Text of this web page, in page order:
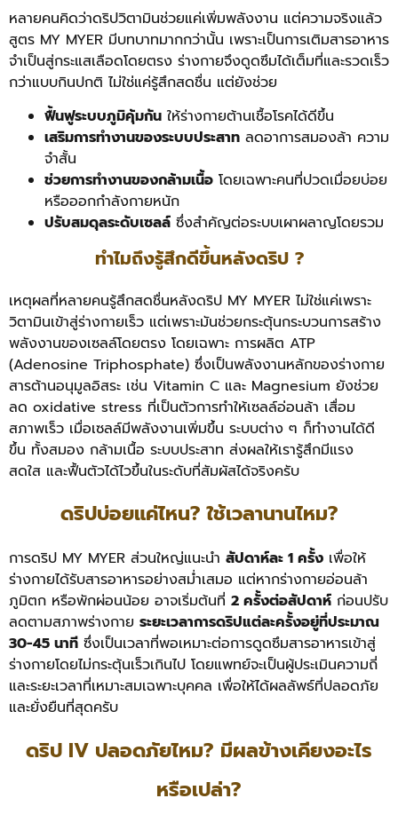
หลายคนคิดว่าดริปวิตามินช่วยแค่เพิ่มพลังงาน แต่ความจริงแล้ว
สูตร MY MYER มีบทบาทมากกว่านั้น เพราะเป็นการเติมสารอาหาร
จำเป็นสู่กระแสเลือดโดยตรง ร่างกายจึงดูดซึมได้เต็มที่และรวดเร็ว
กว่าแบบกินปกติ ไม่ใช่แค่รู้สึกสดชื่น แต่ยังช่วย
ฟื้นฟูระบบภูมิคุ้มกัน ให้ร่างกายต้านเชื้อโรคได้ดีขึ้น
เสริมการทำงานของระบบประสาท ลดอาการสมองล้า ความ
จำสั้น
ช่วยการทำงานของกล้ามเนื้อ โดยเฉพาะคนที่ปวดเมื่อยบ่อย
หรือออกกำลังกายหนัก
ปรับสมดุลระดับเซลล์ ซึ่งสำคัญต่อระบบเผาผลาญโดยรวม
ทำไมถึงรู้สึกดีขึ้นหลังดริป ?
เหตุผลที่หลายคนรู้สึกสดชื่นหลังดริป MY MYER ไม่ใช่แค่เพราะ
วิตามินเข้าสู่ร่างกายเร็ว แต่เพราะมันช่วยกระตุ้นกระบวนการสร้าง
พลังงานของเซลล์โดยตรง โดยเฉพาะ การผลิต ATP
(Adenosine Triphosphate) ซึ่งเป็นพลังงานหลักของร่างกาย
สารต้านอนุมูลอิสระ เช่น Vitamin C และ Magnesium ยังช่วย
ลด oxidative stress ที่เป็นตัวการทำให้เซลล์อ่อนล้า เสื่อม
สภาพเร็ว เมื่อเซลล์มีพลังงานเพิ่มขึ้น ระบบต่าง ๆ ก็ทำงานได้ดี
ขึ้น ทั้งสมอง กล้ามเนื้อ ระบบประสาท ส่งผลให้เรารู้สึกมีแรง
สดใส และฟื้นตัวได้ไวขึ้นในระดับที่สัมผัสได้จริงครับ
ดริปบ่อยแค่ไหน? ใช้เวลานานไหม?
การดริป MY MYER ส่วนใหญ่แนะนำ สัปดาห์ละ 1 ครั้ง เพื่อให้
ร่างกายได้รับสารอาหารอย่างสม่ำเสมอ แต่หากร่างกายอ่อนล้า
ภูมิตก หรือพักผ่อนน้อย อาจเริ่มต้นที่ 2 ครั้งต่อสัปดาห์ ก่อนปรับ
ลดตามสภาพร่างกาย ระยะเวลาการดริปแต่ละครั้งอยู่ที่ประมาณ
30-45 นาที ซึ่งเป็นเวลาที่พอเหมาะต่อการดูดซึมสารอาหารเข้าสู่
ร่างกายโดยไม่กระตุ้นเร็วเกินไป โดยแพทย์จะเป็นผู้ประเมินความถี่
และระยะเวลาที่เหมาะสมเฉพาะบุคคล เพื่อให้ได้ผลลัพธ์ที่ปลอดภัย
และยั่งยืนที่สุดครับ
ดริป IV ปลอดภัยไหม? มีผลข้างเคียงอะไร
หรือเปล่า?